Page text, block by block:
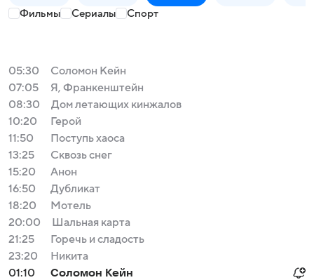
Фильмы Сериалы Спорт
05:30
Соломон Кейн
07:05
Я, Франкенштейн
08:30
Дом летающих кинжалов
10:20
Герой
11:50
Поступь хаоса
13:25
Сквозь снег
15:20
Анон
16:50
Дубликат
18:20
Мотель
20:00
Шальная карта
21:25
Горечь и сладость
23:20
Никита
01:10
Соломон Кейн